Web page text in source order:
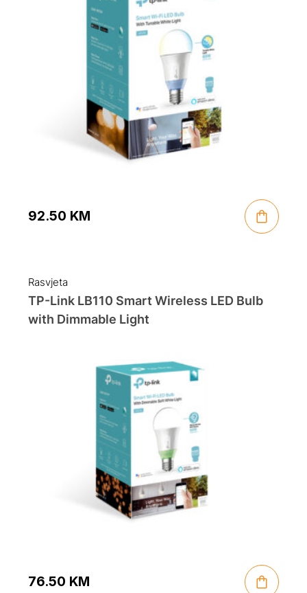
92.50 KM
Rasvjeta
TP-Link LB110 Smart Wireless LED Bulb
with Dimmable Light
76.50 KM